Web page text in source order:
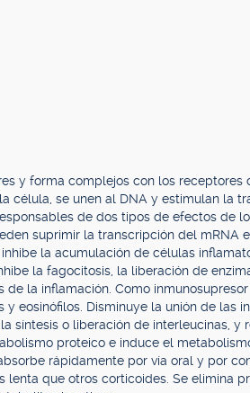
y forma complejos con los receptores
célula, se unen al DNA y estimulan la
de dos tipos de efectos de
suprimir la transcripción del mRNA
la acumulación de células
la fagocitosis, la liberación de
la inflamación. Como
eosinófilos. Disminuye la unión de las
síntesis o liberación de interleucinas, y
proteico e induce el
rápidamente por vía oral y por
lenta que otros corticoides. Se elimina